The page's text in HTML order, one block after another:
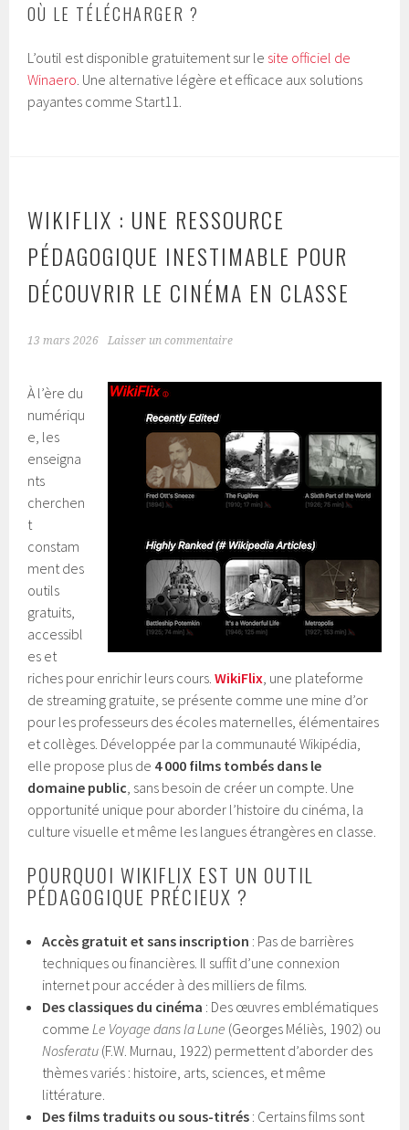
OÙ LE TÉLÉCHARGER ?
L’outil est disponible gratuitement sur le site officiel de
Winaero . Une alternative légère et efficace aux solutions
payantes comme Start11.
WIKIFLIX : UNE RESSOURCE
PÉDAGOGIQUE INESTIMABLE POUR
DÉCOUVRIR LE CINÉMA EN CLASSE
13 mars 2026 Laisser un commentaire
À l’ère du
numériqu
e, les
enseigna
nts
cherchen
t
constam
ment des
outils
gratuits,
accessibl
es et
riches pour enrichir leurs cours.WikiFlix , une plateforme
de streaming gratuite, se présente comme une mine d’or
pour les professeurs des écoles maternelles, élémentaires
et collèges. Développée par la communauté Wikipédia,
elle propose plus de 4 000 films tombés dans le
domaine public , sans besoin de créer un compte. Une
opportunité unique pour aborder l’histoire du cinéma, la
culture visuelle et même les langues étrangères en classe.
POURQUOI WIKIFLIX EST UN OUTIL
PÉDAGOGIQUE PRÉCIEUX ?
Accès gratuit et sans inscription : Pas de barrières
techniques ou financières. Il suffit d’une connexion
internet pour accéder à des milliers de films.
Des classiques du cinéma : Des œuvres emblématiques
comme Le Voyage dans la Lune (Georges Méliès, 1902) ou
Nosferatu (F.W. Murnau, 1922) permettent d’aborder des
thèmes variés : histoire, arts, sciences, et même
littérature.
Des films traduits ou sous-titrés : Certains films sont